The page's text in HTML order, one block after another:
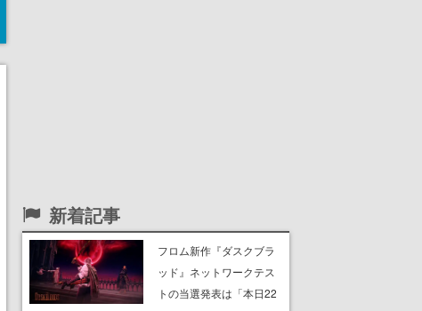
新着記事
フロム新作『ダスクブラ
ッド』ネットワークテス
トの当選発表は「本日22